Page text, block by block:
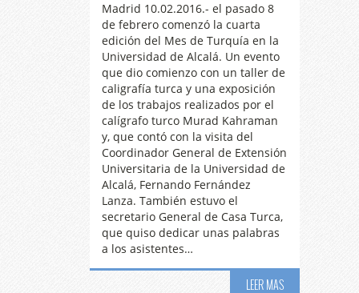
Madrid 10.02.2016.- el pasado 8
de febrero comenzó la cuarta
edición del Mes de Turquía en la
Universidad de Alcalá. Un evento
que dio comienzo con un taller de
caligrafía turca y una exposición
de los trabajos realizados por el
calígrafo turco Murad Kahraman
y, que contó con la visita del
Coordinador General de Extensión
Universitaria de la Universidad de
Alcalá, Fernando Fernández
Lanza. También estuvo el
secretario General de Casa Turca,
que quiso dedicar unas palabras
a los asistentes…
LEER MAS